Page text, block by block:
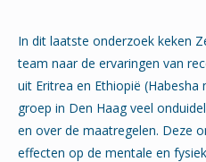
In dit laatste onderzoek keken
team naar de ervaringen van
uit Eritrea en Ethiopië
groep in Den Haag veel
en over de maatregelen. Deze
effecten op de mentale en